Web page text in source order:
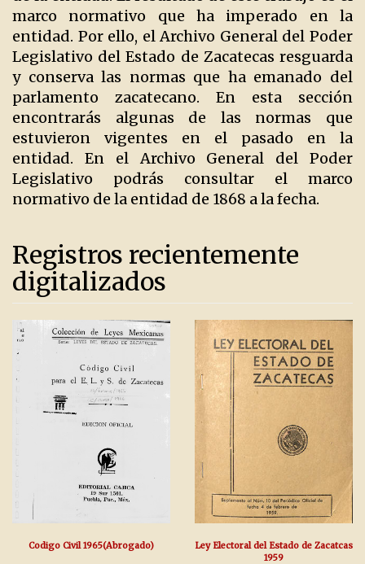
marco normativo que ha imperado en la
entidad. Por ello, el Archivo General del Poder
Legislativo del Estado de Zacatecas resguarda
y conserva las normas que ha emanado del
parlamento zacatecano. En esta sección
encontrarás algunas de las normas que
estuvieron vigentes en el pasado en la
entidad. En el Archivo General del Poder
Legislativo podrás consultar el marco
normativo de la entidad de 1868 a la fecha.
Registros recientemente
digitalizados
Codigo Civil 1965(Abrogado)
Ley Electoral del Estado de Zacatcas
1959